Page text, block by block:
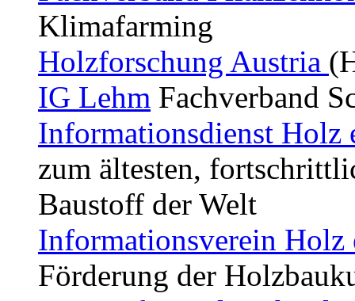
Klimafarming
Holzforschung Austria
IG Lehm Fachverband
Informationsdienst Holz
zum ältesten,
Baustoff der Welt
Informationsverein Holz
Förderung der